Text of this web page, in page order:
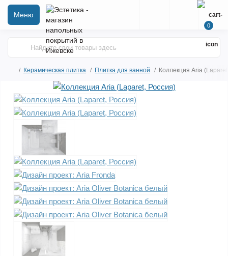
Меню
0
Керамическая плитка Плитка для ванной Коллекция Aria